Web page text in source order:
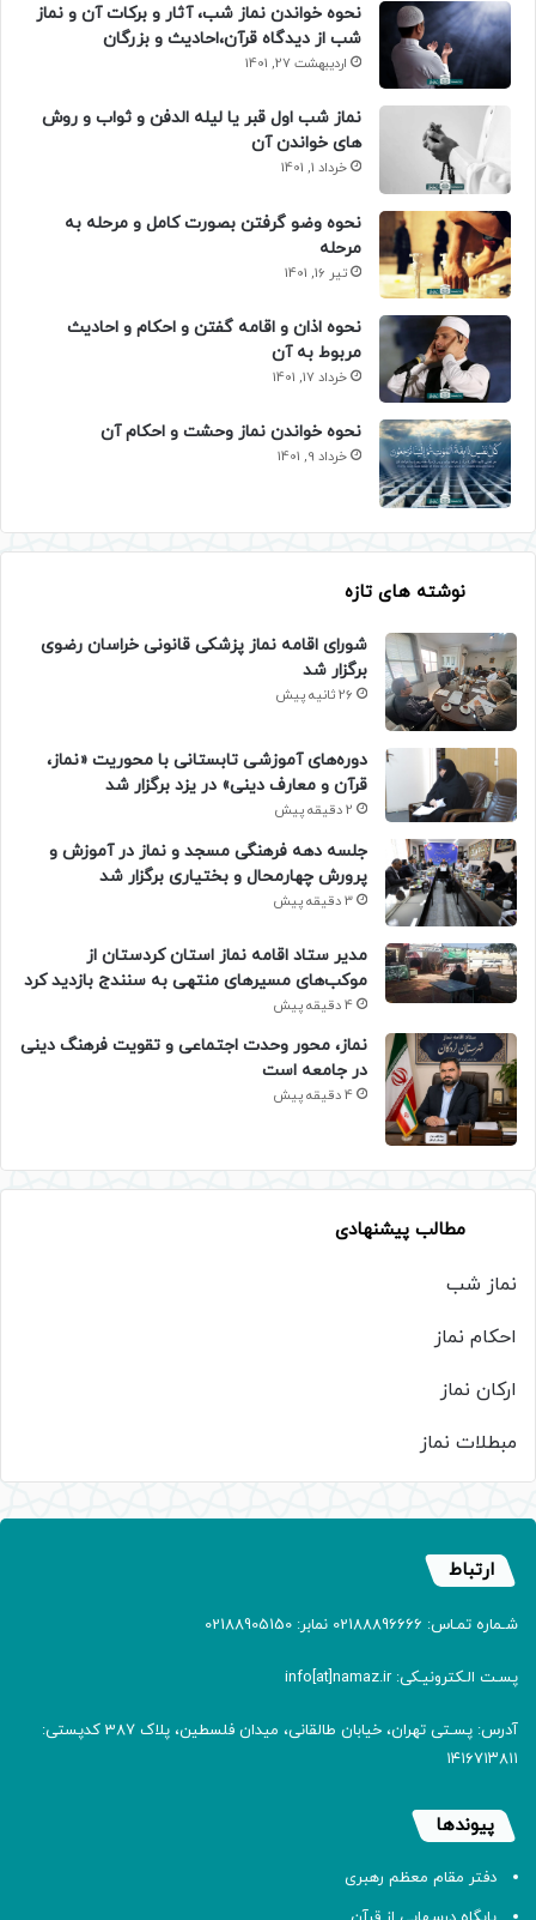
نحوه خواندن نماز شب، آثار و برکات آن و نماز
شب از دیدگاه قرآن،احادیث و بزرگان
اردیبهشت 27, 1401
نماز شب اول قبر یا لیله الدفن و ثواب و روش
های خواندن آن
خرداد 1, 1401
نحوه وضو گرفتن بصورت کامل و مرحله به
مرحله
تیر 16, 1401
نحوه اذان و اقامه گفتن و احکام و احادیث
مربوط به آن
خرداد 17, 1401
نحوه خواندن نماز وحشت و احکام آن
خرداد 9, 1401
نوشته های تازه
شورای اقامه نماز پزشکی قانونی خراسان رضوی
برگزار شد
26 ثانیه پیش
دوره‌های آموزشی تابستانی با محوریت «نماز،
قرآن و معارف دینی» در یزد برگزار شد
2 دقیقه پیش
جلسه دهه فرهنگی مسجد و نماز در آموزش و
پرورش چهارمحال و بختیاری برگزار شد
3 دقیقه پیش
مدیر ستاد اقامه نماز استان کردستان از
موکب‌های مسیرهای منتهی به سنندج بازدید کرد
4 دقیقه پیش
نماز، محور وحدت اجتماعی و تقویت فرهنگ دینی
در جامعه است
4 دقیقه پیش
مطالب پیشنهادی
نماز شب
احکام نماز
ارکان نماز
مبطلات نماز
ارتباط
شـماره تمـاس: 02188896666 نمابر: 02188905150
پسـت الـکترونیـکی: info[at]namaz.ir
آدرس: پسـتی تهران، خیابان طالقانی، میدان فلسطین، پلاک 387 کدپستی:
۱۴۱۶۷۱۳۸۱۱
پیوندها
دفتر مقام معظم رهبری